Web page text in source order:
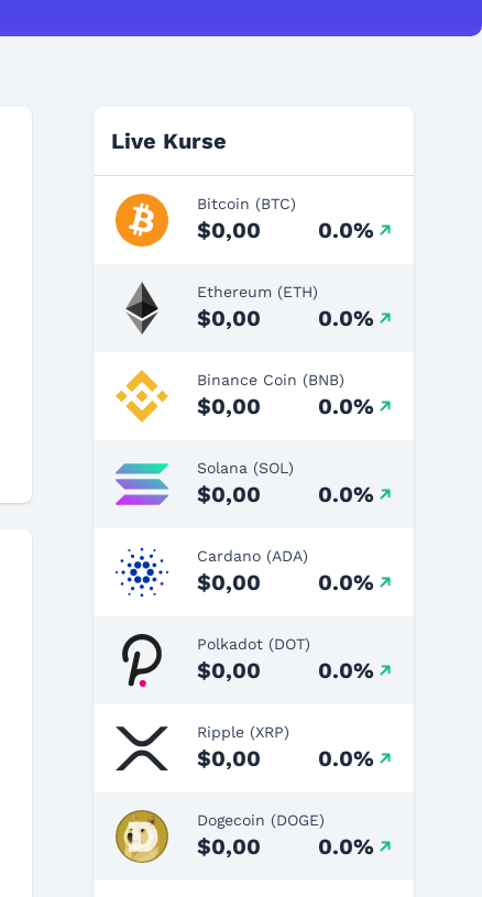
Live Kurse
Bitcoin (BTC)
$0,00 0.0%
Ethereum (ETH)
$0,00 0.0%
Binance Coin (BNB)
$0,00 0.0%
Solana (SOL)
$0,00 0.0%
Cardano (ADA)
$0,00 0.0%
Polkadot (DOT)
$0,00 0.0%
Ripple (XRP)
$0,00 0.0%
Dogecoin (DOGE)
$0,00 0.0%